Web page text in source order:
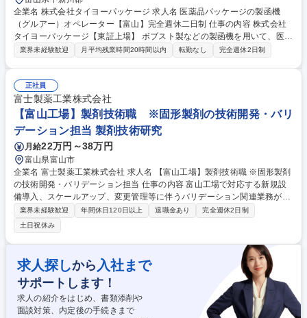
企業名 株式会社タイヨーパッケージ 求人名 医薬品パッケージの製函機
（グルアー）オペレーター【富山】完全週休二日制 仕事の内容 株式会社
タイヨーパッケージ【東証上場】 ボブスト製などの製函機を用いて、医薬
品を中心とした高付加価値なパッケージの製造を行います。製品特性上 、
ン経験者は活躍しやすい環境です。 【変更範囲】将来的に業務内容や就業
場所の配置転換あり 募集職種 医薬品パッケージの製函機（グルアー）オ
ペレーター【富山】完全週休二日制
業界未経験歓迎 月平均残業時間20時間以内 転勤なし 完全週休2日制
正社員
富士製薬工業株式会社
【富山工場】製剤技術職 ※固形製剤の技術開発・バリ
デーション担当 製剤技術研究
月給22万円～38万円
富山県富山市
企業名 富士製薬工業株式会社 求人名 【富山工場】製剤技術職 ※固形製剤
の技術開発・バリデーション担当 仕事の内容 富山工場で対応する新規設
備導入、スケールアップ、変更管理等に伴うバリデーション関連業務が増
えているため、この度、増員採用を行っています。 ■業務内容 ・固形製剤
（錠剤、その他）の製造プロセス改善検討及びその試験評価 ・委受託品・
自社製品の製造・試験技術移転業務 ・バリデーション計画の立案・推進
・原薬・製造所・プロセス変更に伴う技術検討 募集職種 【富山工場】製
剤技術職 ※固形製剤の技術開発・バリデーション担当
業界未経験歓迎 年間休日120日以上 退職金あり
完全週休2日制
土日祝休み
求人探しから 入社まで
サポートします！
求人の紹介をはじめ、書類添削や
面談対策、内定後の手続きまで